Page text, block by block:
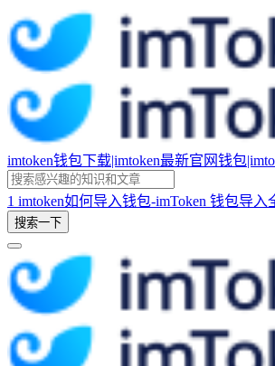
imtoken钱包下载|imtoken最新官网钱包
1 imtoken如何导入钱包-imToken 钱包导入
搜索一下